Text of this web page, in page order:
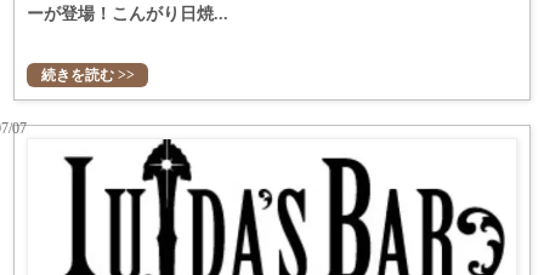
ーが登場！こんがり日焼...
続きを読む >>
07